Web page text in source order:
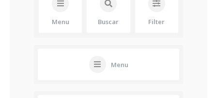
Menu Buscar Filter
Menu